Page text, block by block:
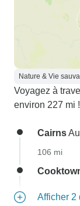
Nature & Vie
Voyagez à
environ 227 mi !
Cairns
106 mi
Afficher 2